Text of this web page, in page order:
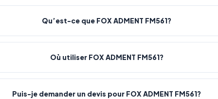
Qu’est-ce que FOX ADMENT FM561?
Où utiliser FOX ADMENT FM561?
Puis-je demander un devis pour FOX ADMENT FM561?